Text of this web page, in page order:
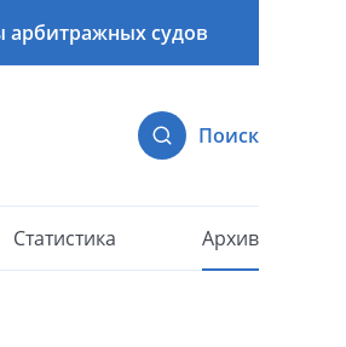
арбитражных судов
Поиск
Статистика Архив